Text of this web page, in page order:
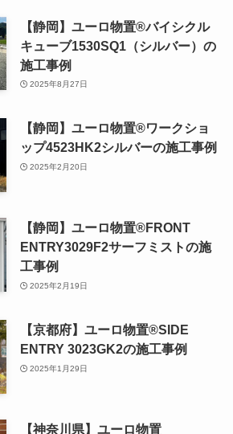
【静岡】ユーロ物置®バイシクル
キューブ1530SQ1（シルバー）の
施工事例
2025年8月27日
【静岡】ユーロ物置®ワークショ
ップ4523HK2シルバーの施工事例
2025年2月20日
【静岡】ユーロ物置®FRONT
ENTRY3029F2サーフミストの施
工事例
2025年2月19日
【京都府】ユーロ物置®SIDE
ENTRY 3023GK2の施工事例
2025年1月29日
【神奈川県】ユーロ物置